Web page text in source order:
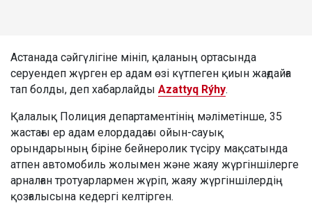
Астанада сәйгүлігіне мініп, қаланың ортасында
серуендеп жүрген ер адам өзі күтпеген қиын жағдайға
тап болды, деп хабарлайды Azattyq Rýhy.
Қалалық Полиция департаментінің мәліметінше, 35
жастағы ер адам елордадағы ойын-сауық
орындарының біріне бейнеролик түсіру мақсатында
атпен автомобиль жолымен және жаяу жүргіншілерге
арналған тротуарлармен жүріп, жаяу жүргіншілердің
қозғалысына кедергі келтірген.